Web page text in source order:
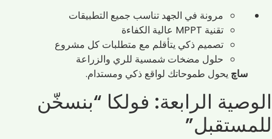
مرونة في الجهد تناسب جميع التطبيقات
تقنية MPPT عالية الكفاءة
تصميم ذكي يتأقلم مع متطلبات كل مشروع
حلول مضخات شمسية للري والزراعة
ساچ يحول طموحاتك لواقع ذكي ومستدام.
الوصية الرابعة: فولكا “بنسخّن
للمستقبل”